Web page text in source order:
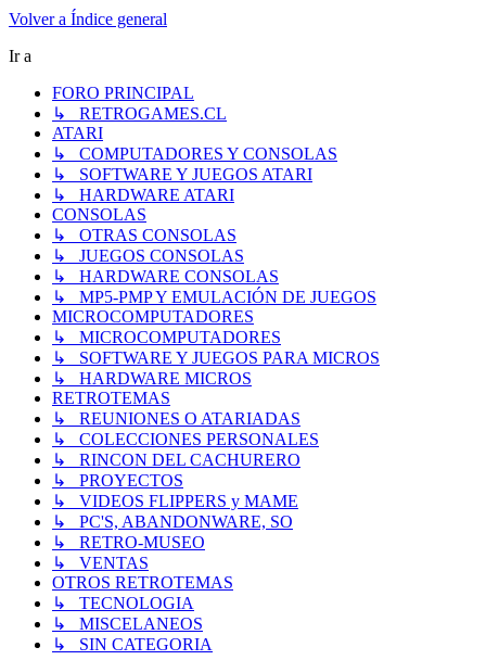
Volver a Índice general
Ir a
FORO PRINCIPAL
↳ RETROGAMES.CL
ATARI
↳ COMPUTADORES Y CONSOLAS
↳ SOFTWARE Y JUEGOS ATARI
↳ HARDWARE ATARI
CONSOLAS
↳ OTRAS CONSOLAS
↳ JUEGOS CONSOLAS
↳ HARDWARE CONSOLAS
↳ MP5-PMP Y EMULACIÓN DE JUEGOS
MICROCOMPUTADORES
↳ MICROCOMPUTADORES
↳ SOFTWARE Y JUEGOS PARA MICROS
↳ HARDWARE MICROS
RETROTEMAS
↳ REUNIONES O ATARIADAS
↳ COLECCIONES PERSONALES
↳ RINCON DEL CACHURERO
↳ PROYECTOS
↳ VIDEOS FLIPPERS y MAME
↳ PC'S, ABANDONWARE, SO
↳ RETRO-MUSEO
↳ VENTAS
OTROS RETROTEMAS
↳ TECNOLOGIA
↳ MISCELANEOS
↳ SIN CATEGORIA